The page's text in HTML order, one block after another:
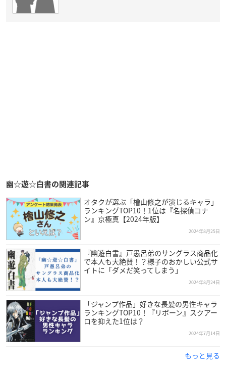
幽☆遊☆白書の関連記事
オタクが選ぶ「檜山修之が演じるキャラ」
ランキングTOP10！1位は『名探偵コナ
ン』京極真【2024年版】
2024年8月25日
『幽遊白書』戸愚呂弟のサングラス商品化
で本人も大絶賛！？様子のおかしい公式サ
イトに「ダメだ笑ってしまう」
2024年8月24日
「ジャンプ作品」好きな長髪の男性キャラ
ランキングTOP10！『リボーン』スクアー
ロを抑えた1位は？
2024年7月14日
もっと見る